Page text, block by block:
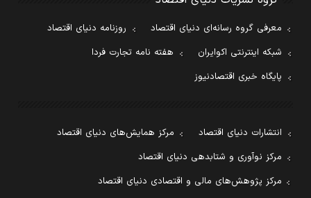
معرفی گروه رسانه‌ای دنیای اقتصاد
روزنامه دنیای اقتصاد
شبکه اینترنتی اکوایران
هفته نامه تجارت فردا
پایگاه خبری اقتصادنیوز
انتشارات دنیای اقتصاد
مرکز همایش‌های دنیای اقتصاد
مرکز نوآوری و شتابدهی دنیای اقتصاد
مرکز پژوهش‌های مالی و اقتصادی دنیای اقتصاد